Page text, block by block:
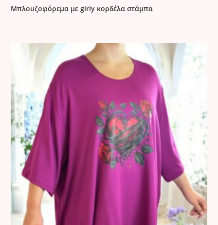
Μπλουζοφόρεμα με girly κορδέλα στάμπα